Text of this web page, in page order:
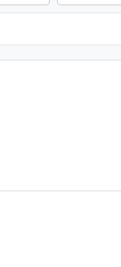
자동화·매크로 프
자동화·매크로 프
동화·매크로 프로